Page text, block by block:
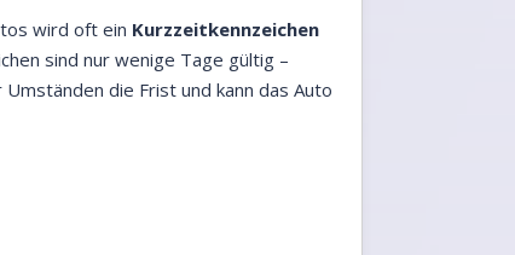
wird oft ein Kurzzeitkennzeichen
sind nur wenige Tage gültig –
die Frist und kann das Auto